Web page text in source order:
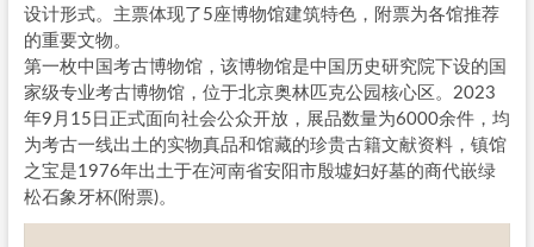
设计形式。主票体现了5座博物馆建筑特色，附票为各馆推荐
的重要文物。
第一枚中国考古博物馆，该博物馆是中国历史研究院下设的国
家级专业考古博物馆，位于北京奥林匹克公园核心区。2023
年9月15日正式面向社会公众开放，展品数量为6000余件，均
为考古一线出土的实物真品和馆藏的珍贵古籍文献资料，镇馆
之宝是1976年出土于在河南省安阳市殷墟妇好墓的商代嵌绿
松石象牙杯(附票)。